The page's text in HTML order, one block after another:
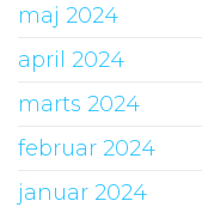
maj 2024
april 2024
marts 2024
februar 2024
januar 2024